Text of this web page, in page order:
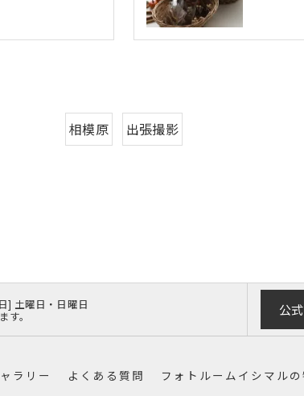
相模原 出張撮影
] 土曜日・日曜日
。 公
ラリー よくある質問 フォトルームイシマル